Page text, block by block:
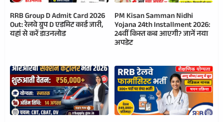
RRB Group D Admit Card 2026
Out: रेलवे ग्रुप D एडमिट कार्ड जारी,
यहां से करें डाउनलोड
PM Kisan Samman Nidhi
Yojana 24th Installment 2026:
24वीं किस्त कब आएगी? जानें नया
अपडेट